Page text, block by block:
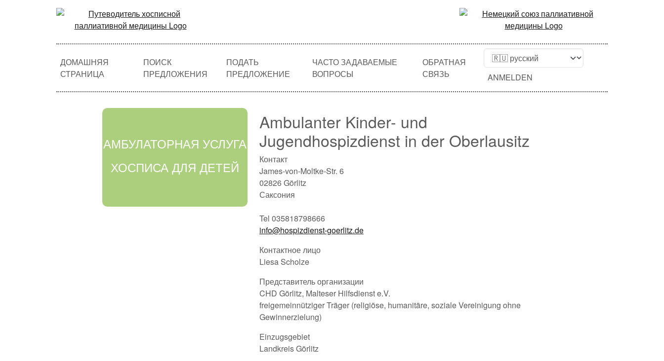
ДОМАШНЯЯ
СТРАНИЦА
ПОИСК
ПРЕДЛОЖЕНИЯ
ПОДАТЬ
ПРЕДЛОЖЕНИЕ
ЧАСТО ЗАДАВАЕМЫЕ
ВОПРОСЫ
ОБРАТНАЯ
СВЯЗЬ
ANMELDEN
АМБУЛАТОРНАЯ УСЛУГА
ХОСПИСА ДЛЯ ДЕТЕЙ
Ambulanter Kinder- und
Jugendhospizdienst in der Oberlausitz
Контакт
James-von-Moltke-Str. 6
02826 Görlitz
Саксония
Tel 035818798666
info@hospizdienst-goerlitz.de
Контактное лицо
Liesa Scholze
Представитель организации
CHD Görlitz, Malteser Hilfsdienst e.V.
freigemeinnütziger Träger (religiöse, humanitäre, soziale Vereinigung ohne
Gewinnerzielung)
Einzugsgebiet
Landkreis Görlitz